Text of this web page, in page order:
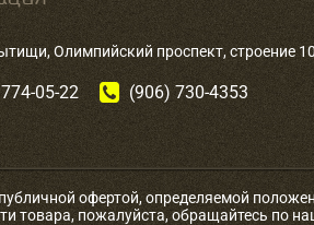
Олимпийский проспект, строение
05-22 (906) 730-4353
офертой, определяемой
товара, пожалуйста, обращайтесь по